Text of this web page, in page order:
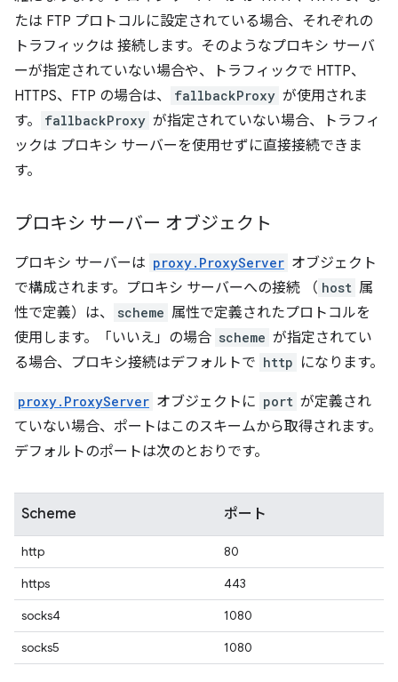
たは FTP プロトコルに設定されている場合、それぞれの
トラフィックは 接続します。そのようなプロキシ サーバ
ーが指定されていない場合や、トラフィックで HTTP、
HTTPS、FTP の場合は、
fallbackProxy が使用されま
す。
fallbackProxy が指定されていない場合、トラフィ
ックは プロキシ サーバーを使用せずに直接接続できま
す。
プロキシ サーバー オブジェクト
プロキシ サーバーは proxy.ProxyServer オブジェクト
で構成されます。プロキシ サーバーへの接続 （ host 属
性で定義）は、
scheme 属性で定義されたプロトコルを
使用します。「いいえ」の場合 scheme が指定されてい
る場合、プロキシ接続はデフォルトで http になります。
proxy.ProxyServer オブジェクトに port が定義され
ていない場合、ポートはこのスキームから取得されます。
デフォルトのポートは次のとおりです。
Scheme ポート
http
80
https
443
socks4
1080
socks5
1080